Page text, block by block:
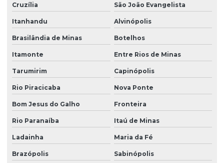
Cruzília São João Evangelista
Itanhandu Alvinópolis
Brasilândia de Minas Botelhos
Itamonte Entre Rios de Minas
Tarumirim Capinópolis
Rio Piracicaba Nova Ponte
Bom Jesus do Galho Fronteira
Rio Paranaíba Itaú de Minas
Ladainha Maria da Fé
Brazópolis Sabinópolis